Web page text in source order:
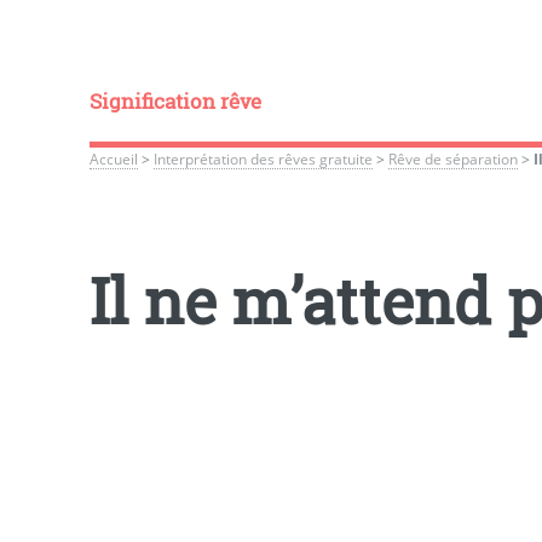
Signification rêve
Accueil > Interprétation des rêves gratuite > Rêve de séparation>
Il ne m’attend